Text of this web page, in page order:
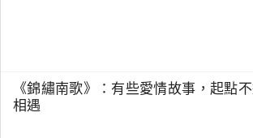
《錦繡南歌》：有些愛情故事，起點
相遇